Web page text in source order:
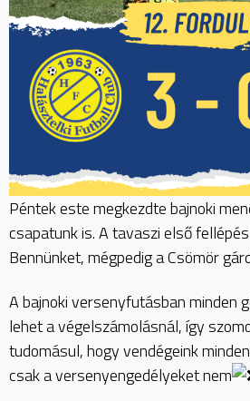
Péntek este megkezdte bajnoki
csapatunk is. A tavaszi első
Bennünket, mégpedig a Csömör
A bajnoki versenyfutásban minden
lehet a végelszámolásnál, így
tudomásul, hogy vendégeink
csak a versenyengedélyeket nem